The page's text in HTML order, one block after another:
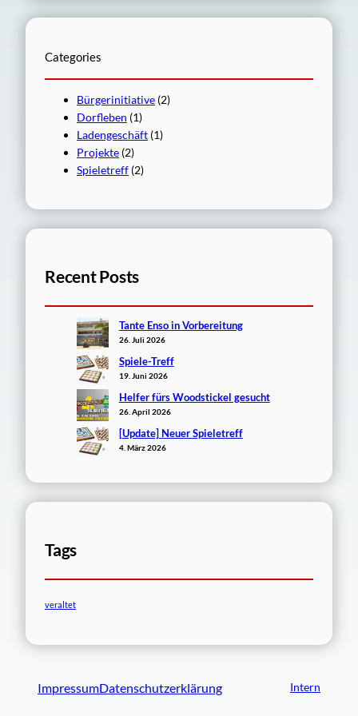
n
Categories
Bürgerinitiative (2)
Dorfleben (1)
Ladengeschäft (1)
Projekte (2)
Spieletreff (2)
Recent Posts
Tante Enso in Vorbereitung
26. Juli 2026
Spiele-Treff
19. Juni 2026
Helfer fürs Woodstickel gesucht
26. April 2026
[Update] Neuer Spieletreff
4. März 2026
Tags
veraltet
ImpressumDatenschutzerklärung Intern